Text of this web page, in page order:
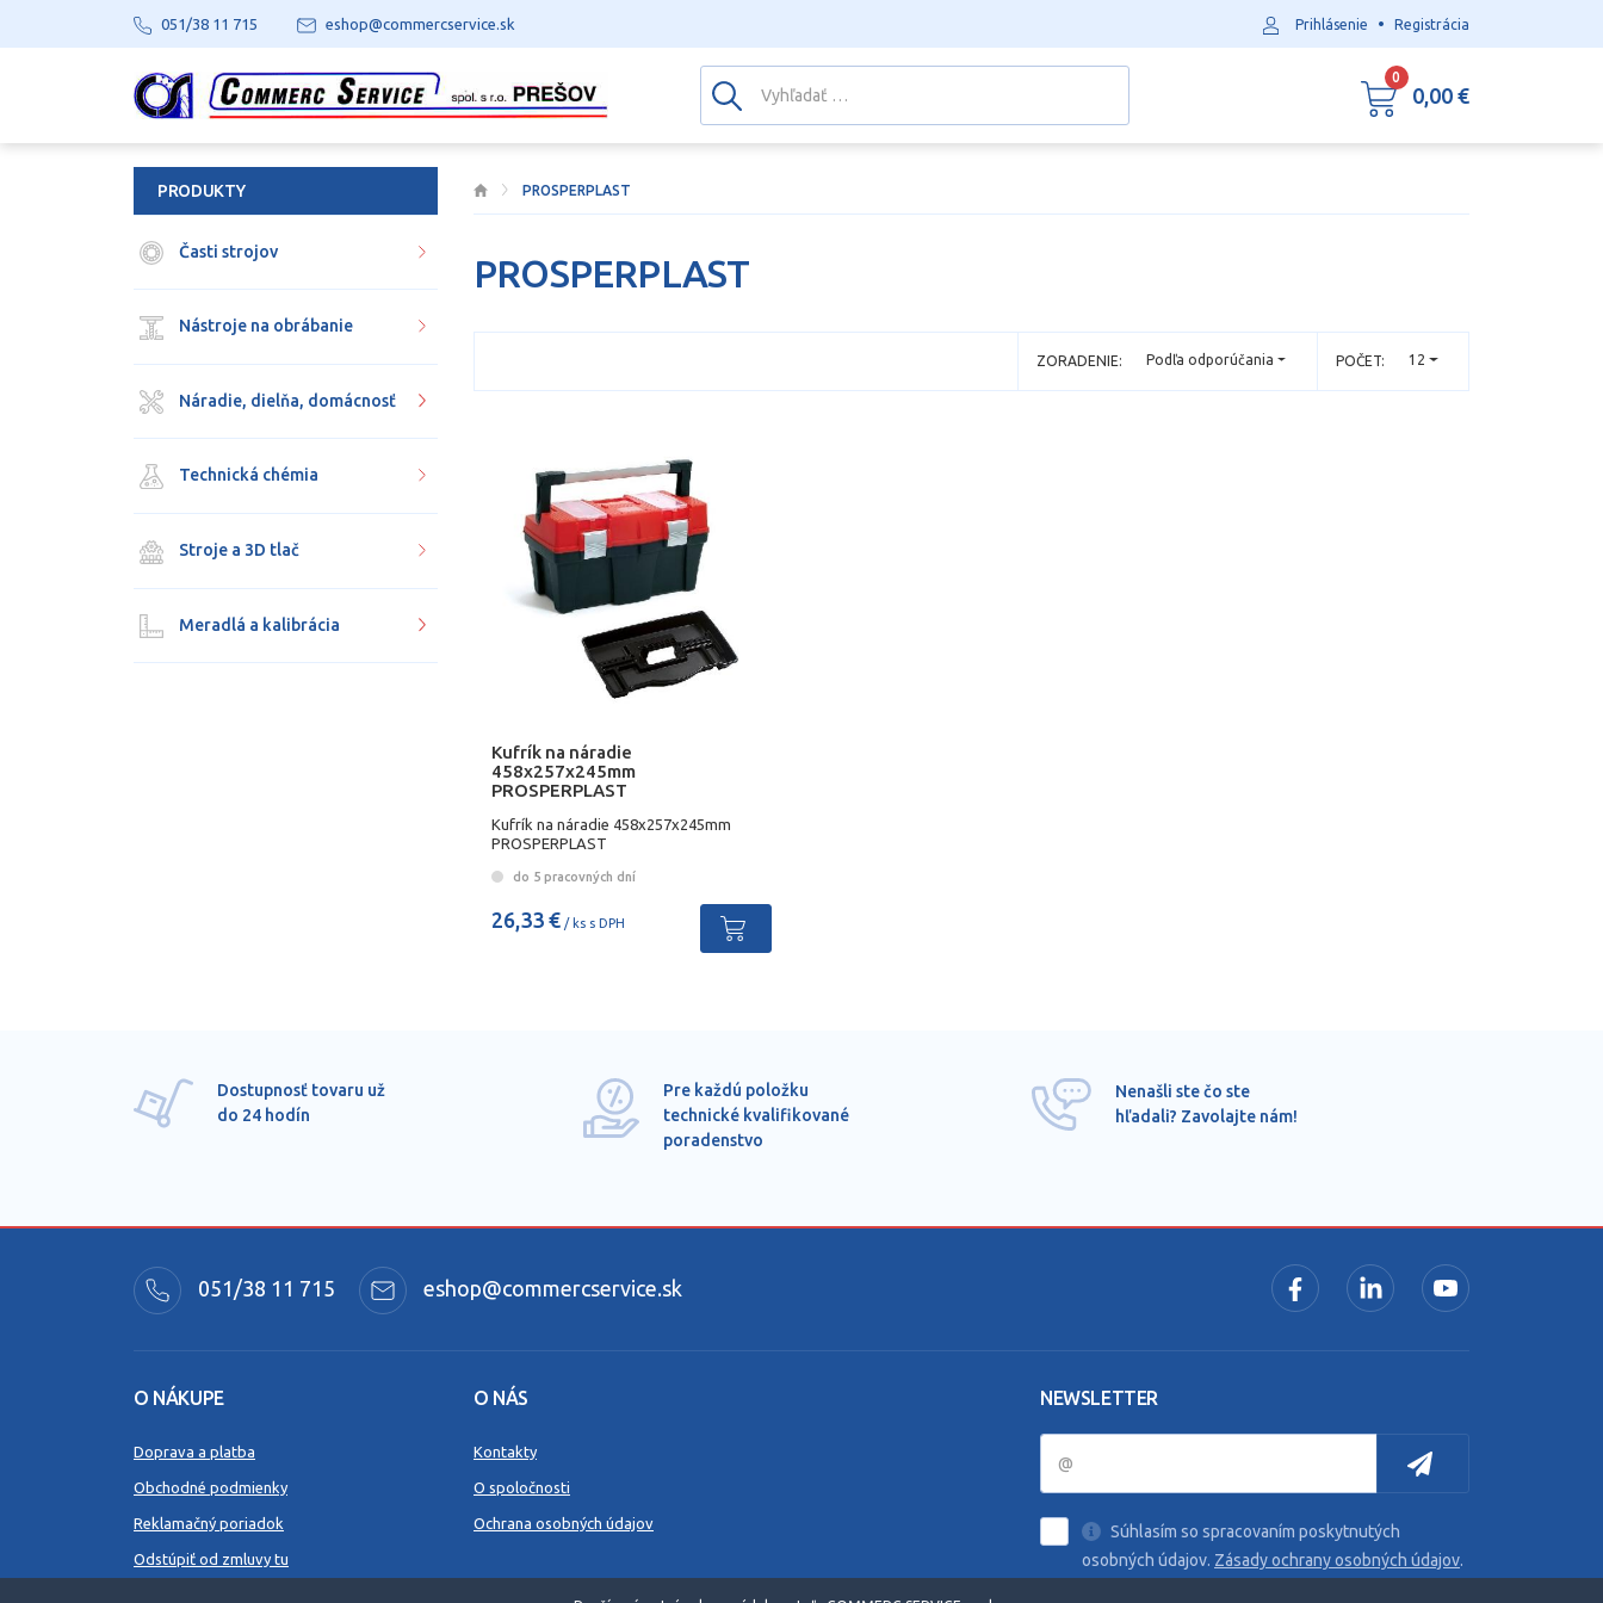
PROSPERPLAST
PROSPERPLAST
POČET: 12
ZORADENIE: Podľa odporúčania
Kufrík na náradie
458x257x245mm
PROSPERPLAST
Kufrík na náradie 458x257x245mm
PROSPERPLAST
do 5 pracovných dní
26,33 € / ks s DPH
PRODUKTY
Časti strojov
Nástroje na obrábanie
Náradie, dielňa, domácnosť
Technická chémia
Stroje a 3D tlač
Meradlá a kalibrácia
Dostupnosť tovaru už
do 24 hodín
Pre každú položku
technické kvalifikované
poradenstvo
Nenašli ste čo ste
hľadali? Zavolajte nám!
051/38 11 715 eshop@commercservice.sk
O NÁKUPE
Doprava a platba
Obchodné podmienky
Reklamačný poriadok
Odstúpiť od zmluvy tu
O NÁS
Kontakty
O spoločnosti
Ochrana osobných údajov
NEWSLETTER
Súhlasím so spracovaním poskytnutých
osobných údajov. Zásady ochrany osobných údajov.
051/38 11 715 eshop@commercservice.sk Prihlásenie • Registrácia
0
0,00 €